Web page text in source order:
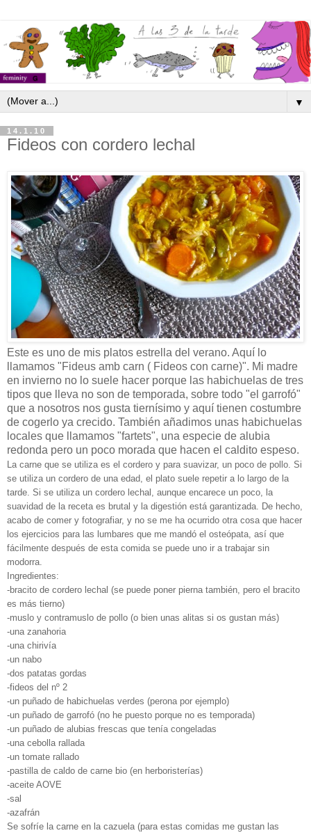
▼
14.1.10
Fideos con cordero lechal
Este es uno de mis platos estrella del verano. Aquí lo
llamamos "Fideus amb carn ( Fideos con carne)". Mi madre
en invierno no lo suele hacer porque las habichuelas de tres
tipos que lleva no son de temporada, sobre todo "el garrofó"
que a nosotros nos gusta tiernísimo y aquí tienen costumbre
de cogerlo ya crecido. También añadimos unas habichuelas
locales que llamamos "fartets", una especie de alubia
redonda pero un poco morada que hacen el caldito espeso.
La carne que se utiliza es el cordero y para suavizar, un poco de pollo. Si
se utiliza un cordero de una edad, el plato suele repetir a lo largo de la
tarde. Si se utiliza un cordero lechal, aunque encarece un poco, la
suavidad de la receta es brutal y la digestión está garantizada. De hecho,
acabo de comer y fotografiar, y no se me ha ocurrido otra cosa que hacer
los ejercicios para las lumbares que me mandó el osteópata, así que
fácilmente después de esta comida se puede uno ir a trabajar sin
modorra.
Ingredientes:
-bracito de cordero lechal (se puede poner pierna también, pero el bracito
es más tierno)
-muslo y contramuslo de pollo (o bien unas alitas si os gustan más)
-una zanahoria
-una chirivía
-un nabo
-dos patatas gordas
-fideos del nº 2
-un puñado de habichuelas verdes (perona por ejemplo)
-un puñado de garrofó (no he puesto porque no es temporada)
-un puñado de alubias frescas que tenía congeladas
-una cebolla rallada
-un tomate rallado
-pastilla de caldo de carne bio (en herboristerías)
-aceite AOVE
-sal
-azafrán
Se sofríe la carne en la cazuela (para estas comidas me gustan las